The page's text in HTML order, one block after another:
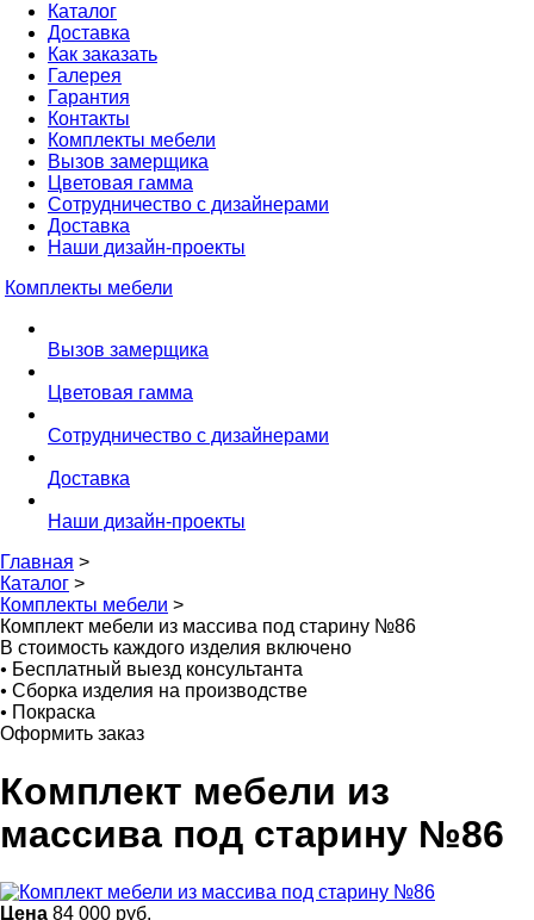
Каталог
Доставка
Как заказать
Галерея
Гарантия
Контакты
Комплекты мебели
Вызов замерщика
Цветовая гамма
Сотрудничество с дизайнерами
Доставка
Наши дизайн-проекты
Комплекты мебели
Вызов замерщика
Цветовая гамма
Сотрудничество с дизайнерами
Доставка
Наши дизайн-проекты
Главная >
Каталог >
Комплекты мебели >
Комплект мебели из массива под старину №86
В стоимость каждого изделия включено
• Бесплатный выезд консультанта
• Сборка изделия на производстве
• Покраска
Оформить заказ
Комплект мебели из
массива под старину №86
Цена 84 000 руб.